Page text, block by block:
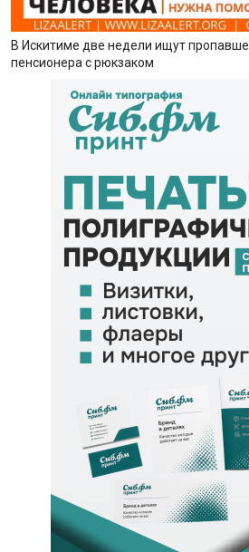
В Искитиме две недели ищут
пенсионера с рюкзаком